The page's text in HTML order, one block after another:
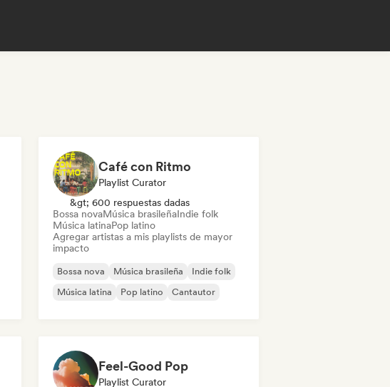
Café con Ritmo
Playlist Curator
&gt; 600 respuestas dadas
Bossa novaMúsica brasileñaIndie folk
Música latinaPop latino
Agregar artistas a mis playlists de mayor
impacto
Bossa nova Música brasileña
Indie folk
Música latina
Pop latino Cantautor
Feel-Good Pop
Playlist Curator